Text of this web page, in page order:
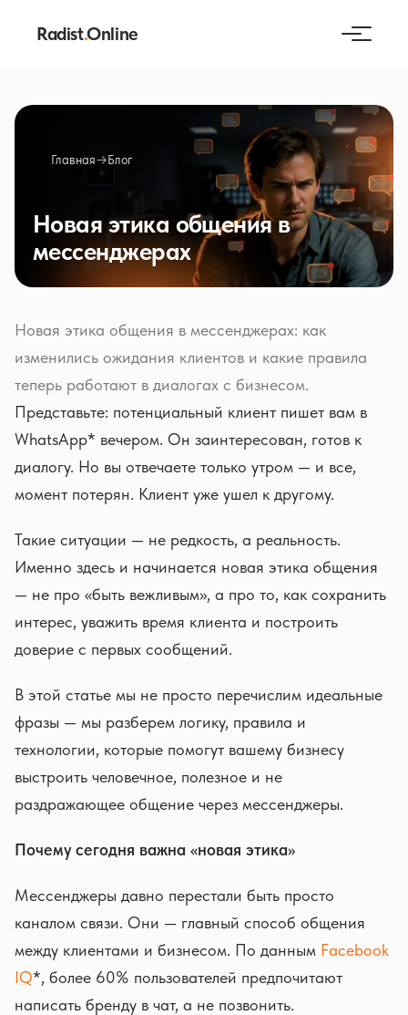
Radist.Online
Главная→Блог
Новая этика общения в
мессенджерах
Новая этика общения в мессенджерах: как
изменились ожидания клиентов и какие правила
теперь работают в диалогах с бизнесом.
Представьте: потенциальный клиент пишет вам в
WhatsApp* вечером. Он заинтересован, готов к
диалогу. Но вы отвечаете только утром — и все,
момент потерян. Клиент уже ушел к другому.
Такие ситуации — не редкость, а реальность.
Именно здесь и начинается новая этика общения
— не про «быть вежливым», а про то, как сохранить
интерес, уважить время клиента и построить
доверие с первых сообщений.
В этой статье мы не просто перечислим идеальные
фразы — мы разберем логику, правила и
технологии, которые помогут вашему бизнесу
выстроить человечное, полезное и не
раздражающее общение через мессенджеры.
Почему сегодня важна «новая этика»
Мессенджеры давно перестали быть просто
каналом связи. Они — главный способ общения
между клиентами и бизнесом. По данным Facebook
IQ*, более 60% пользователей предпочитают
написать бренду в чат, а не позвонить.